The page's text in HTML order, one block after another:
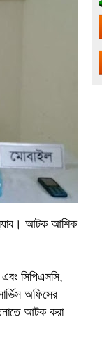
র‌্যাব। আটক আশিক
সিপিএসসি,
অফিসের
আটক করা